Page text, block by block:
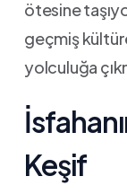
ötesine
geçmiş
yolculuğa
Keşif